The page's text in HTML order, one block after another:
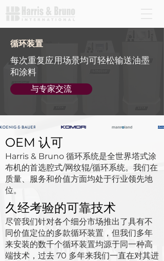
循环装置
每次重复应用场景均可轻松输送油墨
和涂料
与专家交流
OEM 认可
Harris & Bruno 循环系统是全世界塔式涂
布机的首选腔式/网纹辊/循环系统。我们在
质量、服务和价值方面均处于行业领先地
位。
久经考验的可靠技术
尽管我们针对各个细分市场推出了具有不
同价值定位的多款循环装置，但我们多年
来安装的数千个循环装置均源于同一种高
端技术，过去 70 多年来我们一直在对其进